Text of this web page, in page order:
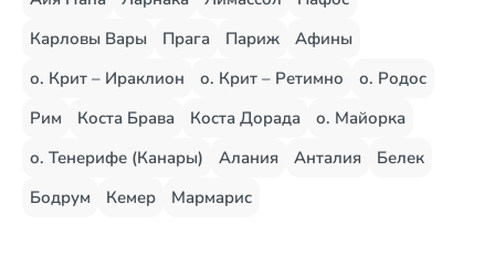
Карловы Вары
Прага Париж
Афины
о. Крит – Ираклион
о. Крит – Ретимно
о. Родос
Рим
Коста Брава Коста Дорада
о. Майорка
о. Тенерифе (Канары)
Алания Анталия
Белек
Бодрум
Кемер Мармарис